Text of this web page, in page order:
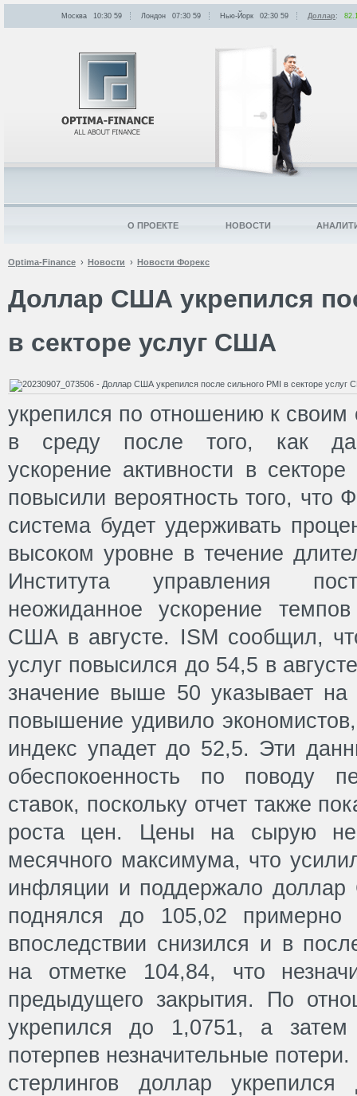
Optima-Finance Новости Новости Форекс
Доллар США укрепился
в секторе услуг США
укрепился по отношению к своим
в среду после того, как
ускорение активности в
повысили вероятность того, что
система будет удерживать
высоком уровне в течение
Института управления
неожиданное ускорение
США в августе. ISM сообщил,
услуг повысился до 54,5 в
значение выше 50 указывает на
повышение удивило
индекс упадет до 52,5. Эти
обеспокоенность по поводу
ставок, поскольку отчет также
роста цен. Цены на сырую
месячного максимума, что
инфляции и поддержало
поднялся до 105,02
впоследствии снизился и в
на отметке 104,84, что
предыдущего закрытия. По
укрепился до 1,0751, а
потерпев незначительные
стерлингов доллар
Москва 10:30 59 Лондон 07:30 59 Нью-Йорк 02:30 59 Доллар:
О ПРОЕКТЕ НОВОСТИ